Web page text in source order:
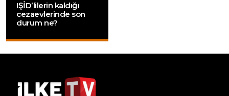
IŞİD’lilerin kaldığı
cezaevlerinde son
durum ne?